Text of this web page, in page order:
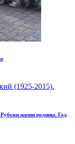
жизни родины. Год